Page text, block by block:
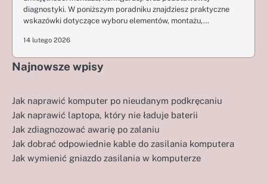
diagnostyki. W poniższym poradniku znajdziesz praktyczne
wskazówki dotyczące wyboru elementów, montażu,…
14 lutego 2026
Najnowsze wpisy
Jak naprawić komputer po nieudanym podkręcaniu
Jak naprawić laptopa, który nie ładuje baterii
Jak zdiagnozować awarię po zalaniu
Jak dobrać odpowiednie kable do zasilania komputera
Jak wymienić gniazdo zasilania w komputerze